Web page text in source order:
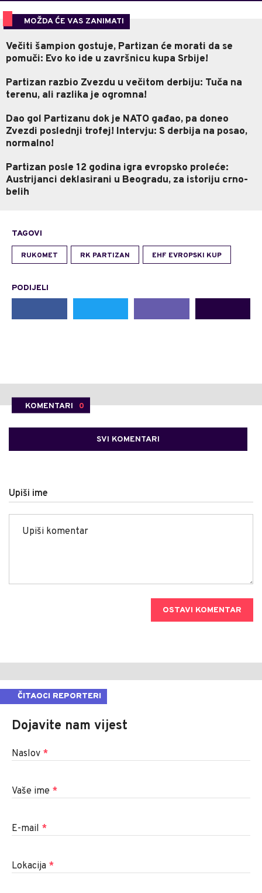
MOŽDA ĆE VAS ZANIMATI
Večiti šampion gostuje, Partizan će morati da se
pomuči: Evo ko ide u završnicu kupa Srbije!
Partizan razbio Zvezdu u večitom derbiju: Tuča na
terenu, ali razlika je ogromna!
Dao gol Partizanu dok je NATO gađao, pa doneo
Zvezdi poslednji trofej! Intervju: S derbija na posao,
normalno!
Partizan posle 12 godina igra evropsko proleće:
Austrijanci deklasirani u Beogradu, za istoriju crno-
belih
TAGOVI
RUKOMET RK PARTIZAN EHF EVROPSKI KUP
PODIJELI
KOMENTARI 0
SVI KOMENTARI
Upiši ime
OSTAVI KOMENTAR
ČITAOCI REPORTERI
Dojavite nam vijest
Naslov *
Vaše ime *
E-mail *
Lokacija *